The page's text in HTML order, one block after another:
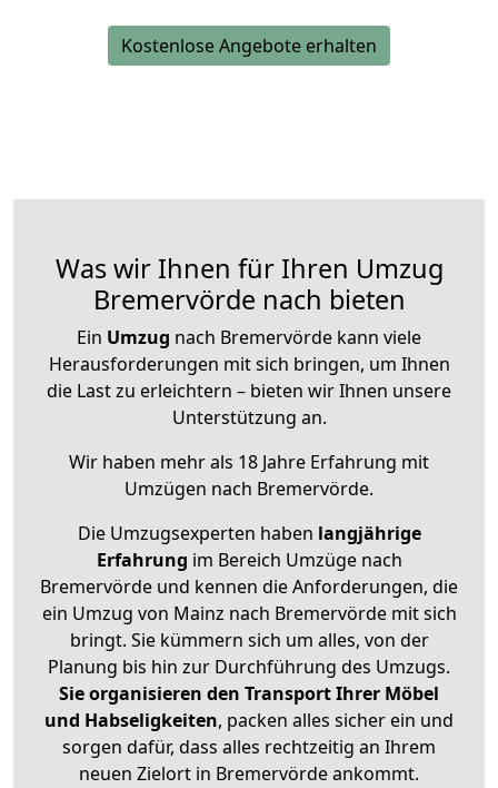
Kostenlose Angebote erhalten
Was wir Ihnen für Ihren Umzug
Bremervörde nach bieten
Ein Umzug nach Bremervörde kann viele
Herausforderungen mit sich bringen, um Ihnen
die Last zu erleichtern – bieten wir Ihnen unsere
Unterstützung an.
Wir haben mehr als 18 Jahre Erfahrung mit
Umzügen nach Bremervörde.
Die Umzugsexperten haben langjährige
Erfahrung im Bereich Umzüge nach
Bremervörde und kennen die Anforderungen, die
ein Umzug von Mainz nach Bremervörde mit sich
bringt. Sie kümmern sich um alles, von der
Planung bis hin zur Durchführung des Umzugs.
Sie organisieren den Transport Ihrer Möbel
und Habseligkeiten, packen alles sicher ein und
sorgen dafür, dass alles rechtzeitig an Ihrem
neuen Zielort in Bremervörde ankommt.